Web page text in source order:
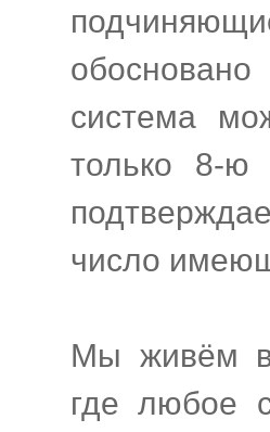
система
только 8-ю
число
Мы живём в
где любое